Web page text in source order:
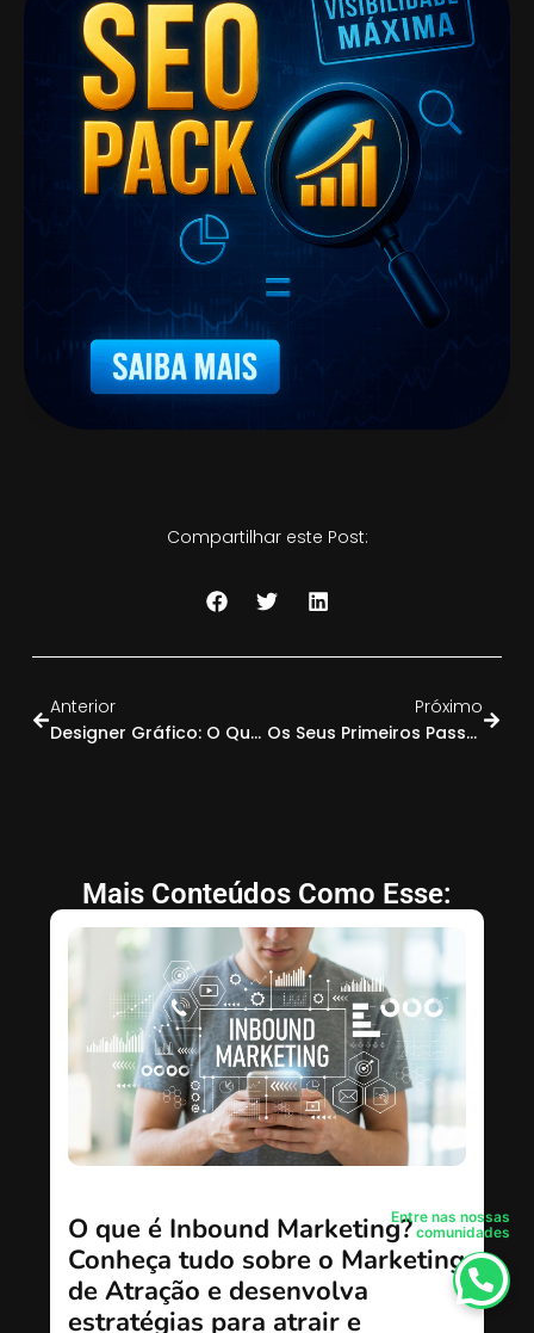
Entre nas nossas
comunidades
Compartilhar este Post:
Anterior
Designer Gráfico: O Que Faz, Como Trabalhar Na Área E Quanto Você Pode Ganhar
Próximo
Os Seus Primeiros Passos No Tráfego Pago – Guia Completo
Mais Conteúdos Como Esse:
O que é Inbound Marketing?
Conheça tudo sobre o Marketing
de Atração e desenvolva
estratégias para atrair e